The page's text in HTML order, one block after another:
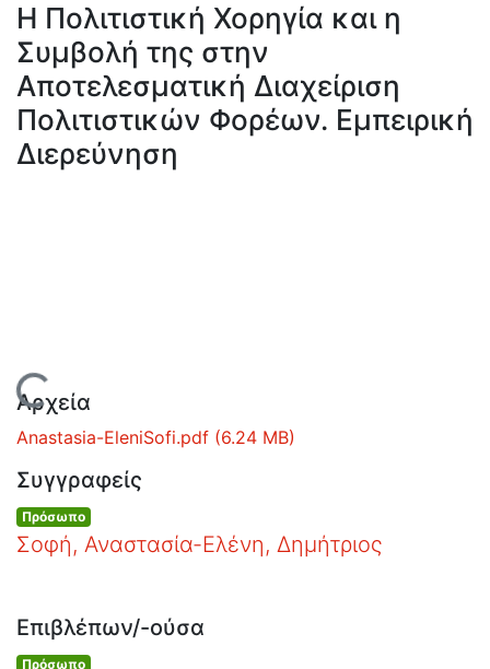
Πληροφορίες
Επικοινωνία
Υπηρεσίες
Αυτοαπόθεσης
Η Πολιτιστική Χορηγία και η
Συμβολή της στην
Αποτελεσματική Διαχείριση
Πολιτιστικών Φορέων. Εμπειρική
Διερεύνηση
Φόρτωση...
Αρχεία
Anastasia-EleniSofi.pdf (6.24 MB)
Συγγραφείς
Πρόσωπο
Σοφή, Αναστασία-Ελένη, Δημήτριος
Επιβλέπων/-ούσα
Πρόσωπο